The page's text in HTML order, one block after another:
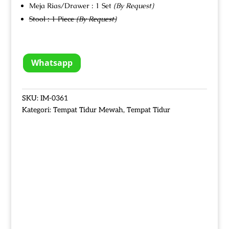
Meja Rias/Drawer : 1 Set (By Request)
Stool : 1 Piece(By Request)
Whatsapp
SKU: IM-0361
Kategori: Tempat Tidur Mewah, Tempat Tidur